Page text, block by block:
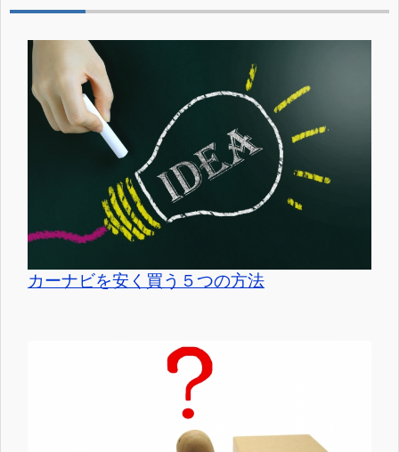
カーナビを安く買う５つの方法